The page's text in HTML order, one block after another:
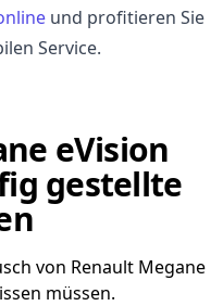
und profitieren Sie
Service.
eVision
gestellte
von Renault Megane
müssen.